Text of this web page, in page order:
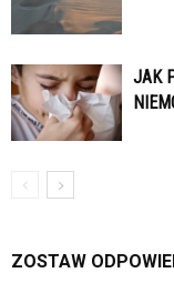
JAK
ZOSTAW